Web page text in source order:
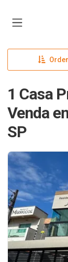
1 Casa
Venda
SP